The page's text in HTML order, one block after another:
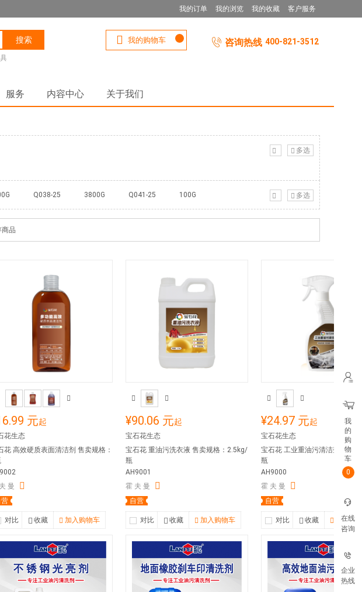
我的订单 我的浏览 我的收藏 客户服务
搜索 咨询热线 400-821-3512
我的购物车
服务 内容中心 关于我们
多选
Q038-25 3800G Q041-25
100G
多选
商品
元起
花生态
花 高效硬质表面清洁剂 售卖规格：
曼
营
对比 收藏 加入购物车
¥90.06 元起
宝石花生态
宝石花 重油污洗衣液 售卖规格：2.5kg/
瓶
AH9001
霍 夫 曼
自营
对比 收藏 加入购物车
¥24.97 元起
宝石花生态
宝石花 工业重油污清洁剂 售卖
瓶
AH9000
霍 夫 曼
自营
对比 收藏 加入购
我
的
购
物
车
0
在线
咨询
企业
热线